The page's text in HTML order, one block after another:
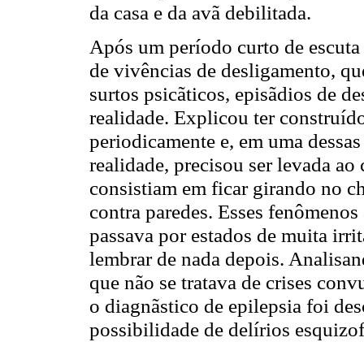
da casa e da avã debilitada.
Após um período curto de
de vivências de desligamento,
surtos psicãticos, episãdios de
realidade. Explicou ter
periodicamente e, em uma
realidade, precisou ser levada
consistiam em ficar girando no
contra paredes. Esses
passava por estados de muita
lembrar de nada depois.
que não se tratava de crises
o diagnãstico de epilepsia foi
possibilidade de delírios